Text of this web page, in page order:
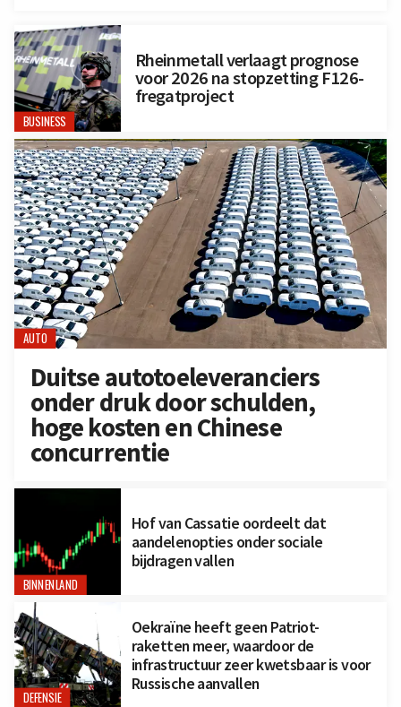
BUSINESS
Rheinmetall verlaagt prognose
voor 2026 na stopzetting F126-
fregatproject
AUTO
Duitse autotoeleveranciers
onder druk door schulden,
hoge kosten en Chinese
concurrentie
BINNENLAND
Hof van Cassatie oordeelt dat
aandelenopties onder sociale
bijdragen vallen
DEFENSIE
Oekraïne heeft geen Patriot-
raketten meer, waardoor de
infrastructuur zeer kwetsbaar is voor
Russische aanvallen